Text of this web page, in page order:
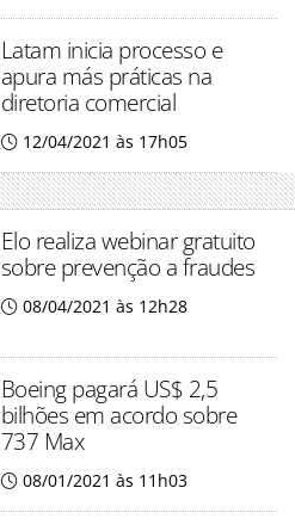
Latam inicia processo e
apura más práticas na
diretoria comercial
12/04/2021 às 17h05
Elo realiza webinar gratuito
sobre prevenção a fraudes
08/04/2021 às 12h28
Boeing pagará US$ 2,5
bilhões em acordo sobre
737 Max
08/01/2021 às 11h03